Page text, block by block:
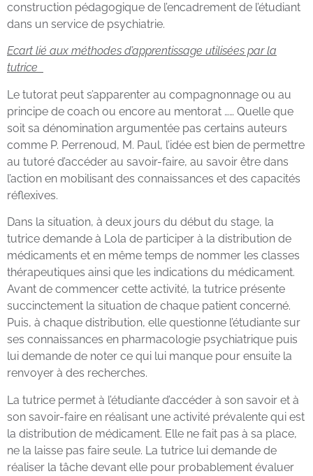
construction pédagogique de l’encadrement de l’étudiant
dans un service de psychiatrie.
Ecart lié aux méthodes d’apprentissage utilisées par la
tutrice
Le tutorat peut s’apparenter au compagnonnage ou au
principe de coach ou encore au mentorat …… Quelle que
soit sa dénomination argumentée pas certains auteurs
comme P. Perrenoud, M. Paul, l’idée est bien de permettre
au tutoré d’accéder au savoir-faire, au savoir être dans
l’action en mobilisant des connaissances et des capacités
réflexives.
Dans la situation, à deux jours du début du stage, la
tutrice demande à Lola de participer à la distribution de
médicaments et en même temps de nommer les classes
thérapeutiques ainsi que les indications du médicament.
Avant de commencer cette activité, la tutrice présente
succinctement la situation de chaque patient concerné.
Puis, à chaque distribution, elle questionne l’étudiante sur
ses connaissances en pharmacologie psychiatrique puis
lui demande de noter ce qui lui manque pour ensuite la
renvoyer à des recherches.
La tutrice permet à l’étudiante d’accéder à son savoir et à
son savoir-faire en réalisant une activité prévalente qui est
la distribution de médicament. Elle ne fait pas à sa place,
ne la laisse pas faire seule. La tutrice lui demande de
réaliser la tâche devant elle pour probablement évaluer